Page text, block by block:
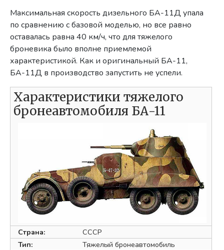
Максимальная скорость дизельного БА-11Д упала
по сравнению с базовой моделью, но все равно
оставалась равна 40 км/ч, что для тяжелого
броневика было вполне приемлемой
характеристикой. Как и оригинальный БА-11,
БА-11Д в производство запустить не успели.
Характеристики тяжелого
бронеавтомобиля БА-11
Страна:
СССР
Тип:
Тяжелый бронеавтомобиль